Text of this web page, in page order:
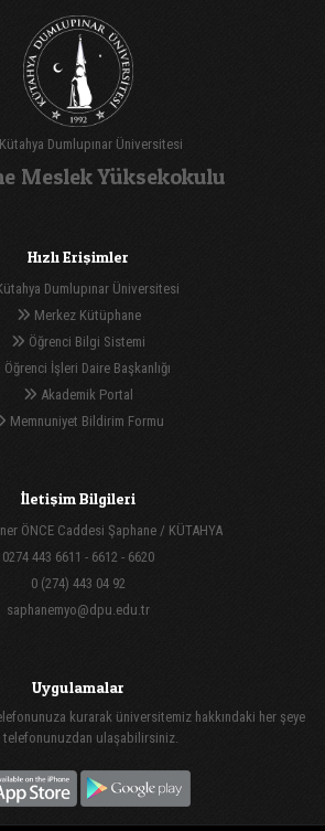
Dumlupınar Üniversitesi
Meslek Yüksekokulu
Hızlı Erişimler
Dumlupınar Üniversitesi
Merkez Kütüphane
Öğrenci Bilgi Sistemi
Öğrenci İşleri Daire Başkanlığı
Akademik Portal
Memnuniyet Bildirim Formu
İletişim Bilgileri
ÖNCE Caddesi Şaphane / KÜTAHYA
0274 443 6611 - 6612 - 6620
0 (274) 443 04 92
saphanemyo@dpu.edu.tr
Uygulamalar
kurarak üniversitemiz hakkındaki her şeye
telefonunuzdan ulaşabilirsiniz.